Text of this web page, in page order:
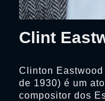
Clint
Clinton
de 1930) é um
compositor dos